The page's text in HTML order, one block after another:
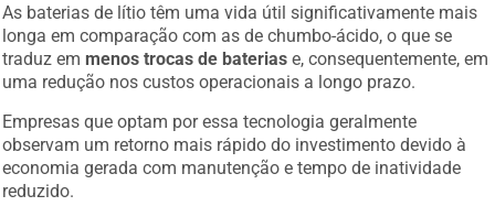
As baterias de lítio têm uma vida útil significativamente mais
longa em comparação com as de chumbo-ácido, o que se
traduz em menos trocas de baterias e, consequentemente, em
uma redução nos custos operacionais a longo prazo.
Empresas que optam por essa tecnologia geralmente
observam um retorno mais rápido do investimento devido à
economia gerada com manutenção e tempo de inatividade
reduzido.